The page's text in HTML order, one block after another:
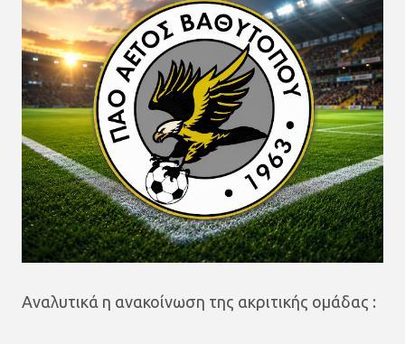
Αναλυτικά η ανακοίνωση της ακριτικής ομάδας :